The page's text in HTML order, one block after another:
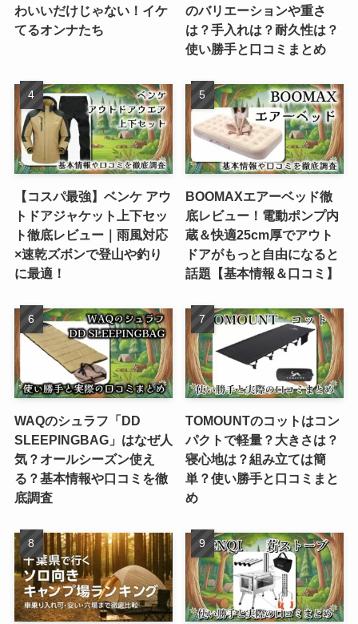
わいいだけじゃない！イケ
てるオンナたち
のバリエーションや重さ
は？手入れは？耐久性は？
使い勝手と口コミまとめ
【コスパ最強】ベンケ アウ
トドアジャケット上下セッ
ト徹底レビュー｜雨風対応
×速乾ズボンで登山や釣り
に最適！
BOOMAXエアーベッド徹
底レビュー！電動ポンプ内
蔵＆快適25cm厚でアウト
ドアがもっと自由になると
話題【基本情報＆口コミ】
WAQのシュラフ「DD
SLEEPINGBAG」はなぜ人
気？オールシーズン使え
る？基本情報や口コミを徹
底調査
TOMOUNTのコットはコン
パクトで軽量？大きさは？
寝心地は？組み立ては簡
単？使い勝手と口コミまと
め